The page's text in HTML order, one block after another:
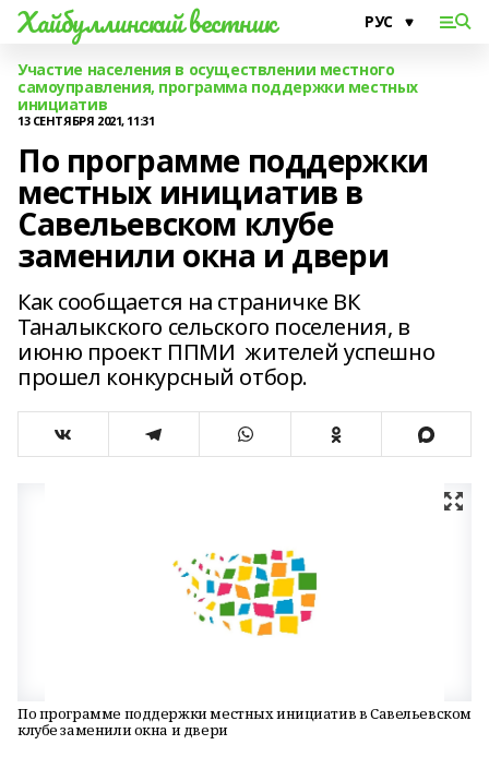
Хайбуллинский вестник
Участие населения в осуществлении местного
самоуправления, программа поддержки местных
инициатив
13 СЕНТЯБРЯ 2021, 11:31
По программе поддержки
местных инициатив в
Савельевском клубе
заменили окна и двери
Как сообщается на страничке ВК
Таналыкского сельского поселения, в
июню проект ППМИ жителей успешно
прошел конкурсный отбор.
По программе поддержки местных инициатив в Савельевском
клубе заменили окна и двери